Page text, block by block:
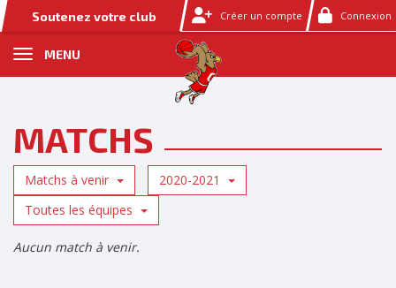
Soutenez votre club Créer un compte Connexion
MENU
MATCHS
Matchs à venir
2020-2021
Toutes les équipes
Aucun match à venir.
Panneau de gestion des cookies